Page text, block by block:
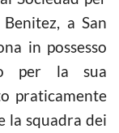
a San
in possesso
per la sua
praticamente
la squadra dei